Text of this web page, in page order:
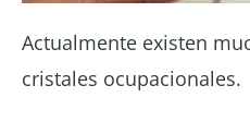
Actualmente existen
cristales ocupacionales.